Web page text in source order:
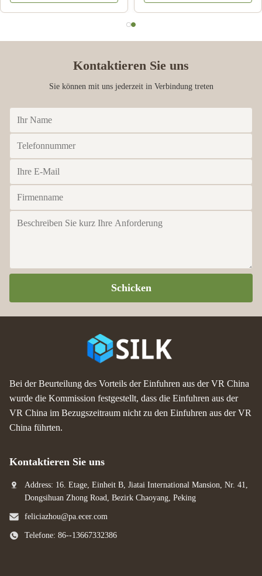
Kontaktieren Sie uns
Sie können mit uns jederzeit in Verbindung treten
Schicken
Bei der Beurteilung des Vorteils der Einfuhren aus der VR China
wurde die Kommission festgestellt, dass die Einfuhren aus der
VR China im Bezugszeitraum nicht zu den Einfuhren aus der VR
China führten.
Kontaktieren Sie uns
Address: 16. Etage, Einheit B, Jiatai International Mansion, Nr. 41,
Dongsihuan Zhong Road, Bezirk Chaoyang, Peking
feliciazhou@pa.ecer.com
Telefone: 86--13667332386